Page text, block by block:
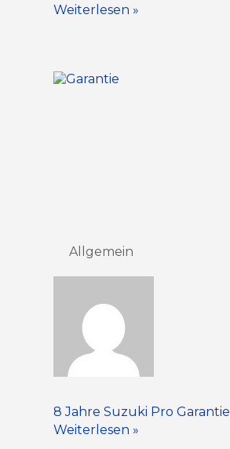
Weiterlesen »
Allgemein
8 Jahre Suzuki Pro Garantie
Weiterlesen »